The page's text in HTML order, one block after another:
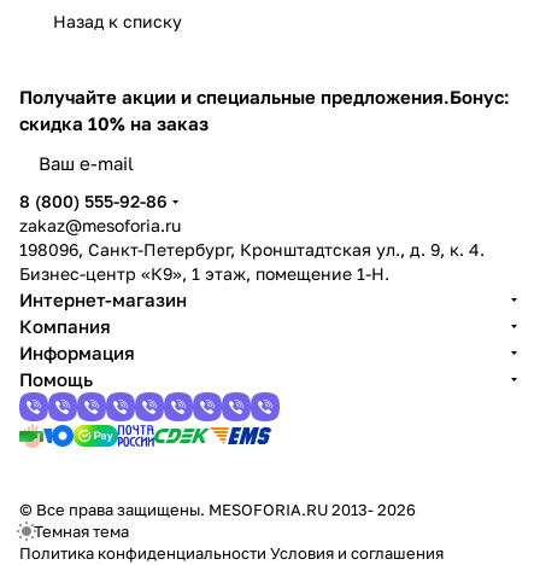
Назад к списку
Получайте акции и специальные предложения.Бонус:
скидка 10% на заказ
8 (800) 555-92-86
zakaz@mesoforia.ru
198096, Санкт-Петербург, Кронштадтская ул., д. 9, к. 4.
Бизнес-центр «К9», 1 этаж, помещение 1-Н.
Интернет-магазин
Компания
Информация
Помощь
© Все права защищены. MESOFORIA.RU 2013- 2026
Темная тема
Политика конфиденциальности Условия и соглашения